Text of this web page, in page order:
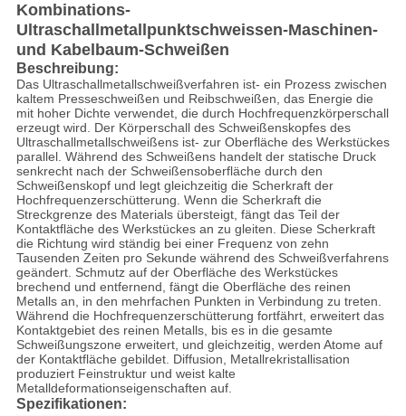
Kombinations-
Ultraschallmetallpunktschweissen-Maschinen-
und Kabelbaum-Schweißen
Beschreibung:
Das Ultraschallmetallschweißverfahren ist- ein Prozess zwischen
kaltem Presseschweißen und Reibschweißen, das Energie die
mit hoher Dichte verwendet, die durch Hochfrequenzkörperschall
erzeugt wird. Der Körperschall des Schweißenskopfes des
Ultraschallmetallschweißens ist- zur Oberfläche des Werkstückes
parallel. Während des Schweißens handelt der statische Druck
senkrecht nach der Schweißensoberfläche durch den
Schweißenskopf und legt gleichzeitig die Scherkraft der
Hochfrequenzerschütterung. Wenn die Scherkraft die
Streckgrenze des Materials übersteigt, fängt das Teil der
Kontaktfläche des Werkstückes an zu gleiten. Diese Scherkraft
die Richtung wird ständig bei einer Frequenz von zehn
Tausenden Zeiten pro Sekunde während des Schweißverfahrens
geändert. Schmutz auf der Oberfläche des Werkstückes
brechend und entfernend, fängt die Oberfläche des reinen
Metalls an, in den mehrfachen Punkten in Verbindung zu treten.
Während die Hochfrequenzerschütterung fortfährt, erweitert das
Kontaktgebiet des reinen Metalls, bis es in die gesamte
Schweißungszone erweitert, und gleichzeitig, werden Atome auf
der Kontaktfläche gebildet. Diffusion, Metallrekristallisation
produziert Feinstruktur und weist kalte
Metalldeformationseigenschaften auf.
Spezifikationen: